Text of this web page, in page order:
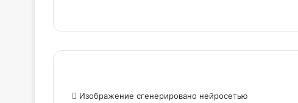
Изображение сгенерировано нейросетью